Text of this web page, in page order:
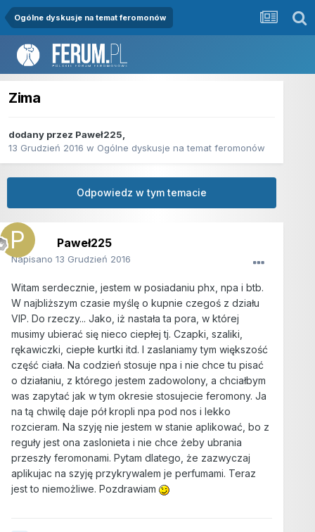
Ogólne dyskusje na temat feromonów
Zima
dodany przez Paweł225,
13 Grudzień 2016 w Ogólne dyskusje na temat feromonów
Odpowiedz w tym temacie
Paweł225
Napisano 13 Grudzień 2016
Witam serdecznie, jestem w posiadaniu phx, npa i btb.
W najbliższym czasie myślę o kupnie czegoś z działu
VIP. Do rzeczy... Jako, iż nastała ta pora, w której
musimy ubierać się nieco ciepłej tj. Czapki, szaliki,
rękawiczki, ciepłe kurtki itd. I zaslaniamy tym większość
część ciała. Na codzień stosuje npa i nie chce tu pisać
o działaniu, z którego jestem zadowolony, a chciałbym
was zapytać jak w tym okresie stosujecie feromony. Ja
na tą chwilę daje pół kropli npa pod nos i lekko
rozcieram. Na szyję nie jestem w stanie aplikować, bo z
reguły jest ona zaslonieta i nie chce żeby ubrania
przeszły feromonami. Pytam dlatego, że zazwyczaj
aplikujac na szyję przykrywalem je perfumami. Teraz
jest to niemożliwe. Pozdrawiam